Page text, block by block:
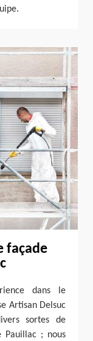
façade
dans le
Artisan Delsuc
sortes de
Pauillac ; nous